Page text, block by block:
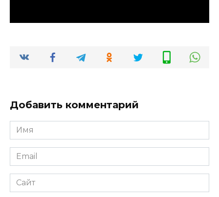
Добавить комментарий
Имя
*
Email
*
Сайт